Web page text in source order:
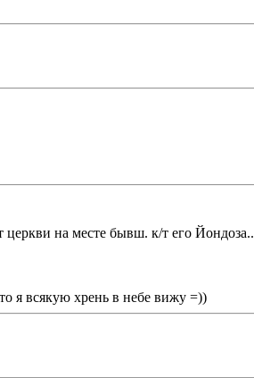
церкви на месте бывш. к/т его Йондоза..
я всякую хрень в небе вижу =))